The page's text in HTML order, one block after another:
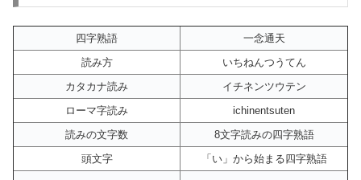
四字熟語
一念通天
読み方
いちねんつうてん
カタカナ読み
イチネンツウテン
ローマ字読み
ichinentsuten
読みの文字数
8文字読みの四字熟語
頭文字
「い」から始まる四字熟語